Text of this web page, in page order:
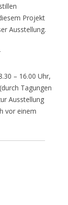
Projekt
Ausstellung.
– 16.00 Uhr,
Tagungen
Ausstellung
vor einem